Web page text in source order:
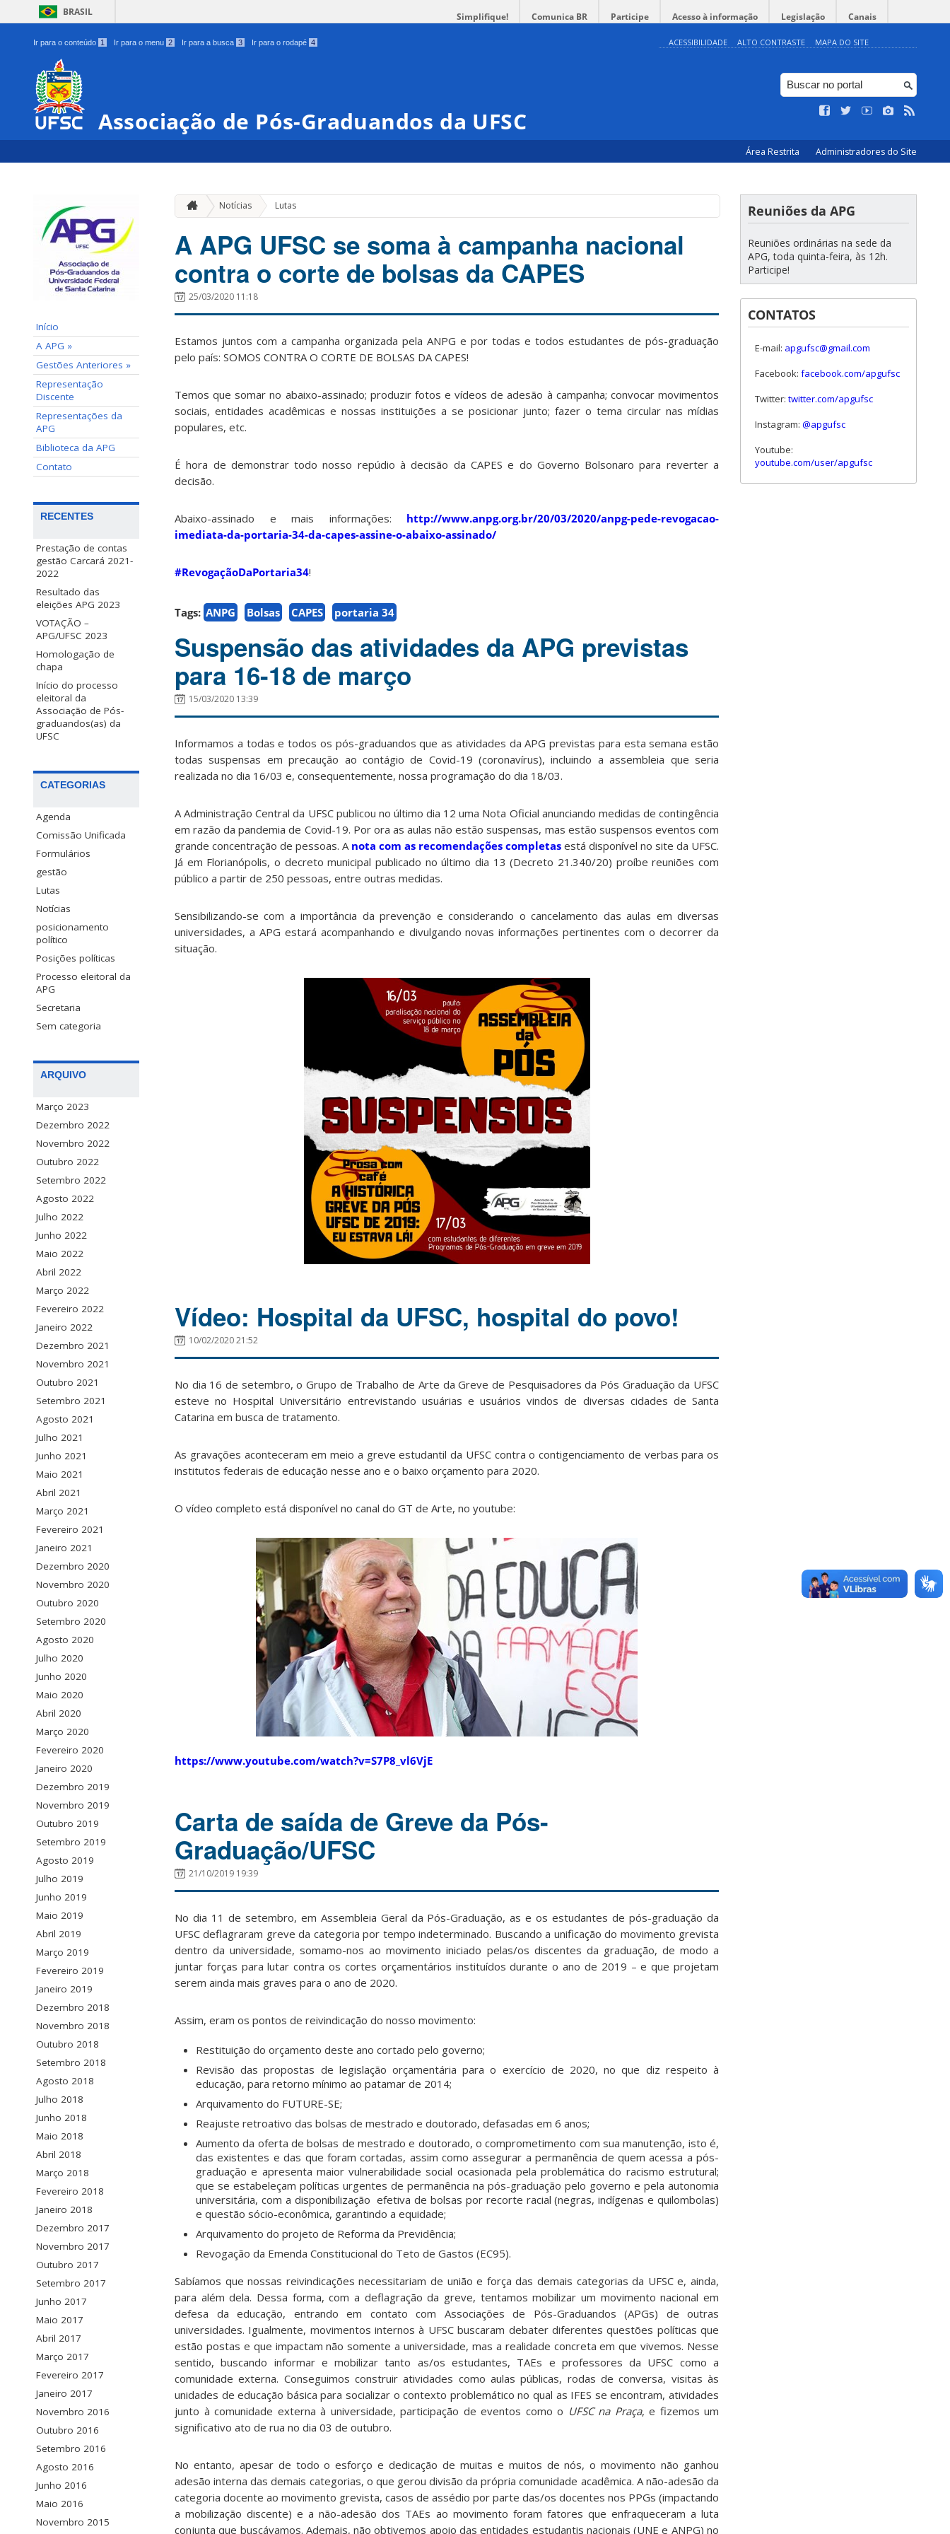
BRASIL Simplifique! Comunica BR Participe Acesso à informação Legislação Canais
Ir para o conteúdo 1 Ir para o menu 2 Ir para a busca 3 Ir para o rodapé 4 ACESSIBILIDADE ALTO CONTRASTE MAPA DO SITE
Associação de Pós-Graduandos da UFSC
Área Restrita Administradores do Site
Início
A APG »
Gestões Anteriores »
Representação
Discente
Representações da
APG
Biblioteca da APG
Contato
RECENTES
Prestação de contas
gestão Carcará 2021-
2022
Resultado das
eleições APG 2023
VOTAÇÃO –
APG/UFSC 2023
Homologação de
chapa
Início do processo
eleitoral da
Associação de Pós-
graduandos(as) da
UFSC
CATEGORIAS
Agenda
Comissão Unificada
Formulários
gestão
Lutas
Notícias
posicionamento
político
Posições políticas
Processo eleitoral da
APG
Secretaria
Sem categoria
ARQUIVO
Março 2023
Dezembro 2022
Novembro 2022
Outubro 2022
Setembro 2022
Agosto 2022
Julho 2022
Junho 2022
Maio 2022
Abril 2022
Março 2022
Fevereiro 2022
Janeiro 2022
Dezembro 2021
Novembro 2021
Outubro 2021
Setembro 2021
Agosto 2021
Julho 2021
Junho 2021
Maio 2021
Abril 2021
Março 2021
Fevereiro 2021
Janeiro 2021
Dezembro 2020
Novembro 2020
Outubro 2020
Setembro 2020
Agosto 2020
Julho 2020
Junho 2020
Maio 2020
Abril 2020
Março 2020
Fevereiro 2020
Janeiro 2020
Dezembro 2019
Novembro 2019
Outubro 2019
Setembro 2019
Agosto 2019
Julho 2019
Junho 2019
Maio 2019
Abril 2019
Março 2019
Fevereiro 2019
Janeiro 2019
Dezembro 2018
Novembro 2018
Outubro 2018
Setembro 2018
Agosto 2018
Julho 2018
Junho 2018
Maio 2018
Abril 2018
Março 2018
Fevereiro 2018
Janeiro 2018
Dezembro 2017
Novembro 2017
Outubro 2017
Setembro 2017
Junho 2017
Maio 2017
Abril 2017
Março 2017
Fevereiro 2017
Janeiro 2017
Novembro 2016
Outubro 2016
Setembro 2016
Agosto 2016
Junho 2016
Maio 2016
Novembro 2015
Notícias Lutas
A APG UFSC se soma à campanha nacional
contra o corte de bolsas da CAPES
25/03/2020 11:18
Estamos juntos com a campanha organizada pela ANPG e por todas e todos estudantes de pós-graduação
pelo país: SOMOS CONTRA O CORTE DE BOLSAS DA CAPES!
Temos que somar no abaixo-assinado; produzir fotos e vídeos de adesão à campanha; convocar movimentos
sociais, entidades acadêmicas e nossas instituições a se posicionar junto; fazer o tema circular nas mídias
populares, etc.
É hora de demonstrar todo nosso repúdio à decisão da CAPES e do Governo Bolsonaro para reverter a
decisão.
Abaixo-assinado e mais informações: http://www.anpg.org.br/20/03/2020/anpg-pede-revogacao-
imediata-da-portaria-34-da-capes-assine-o-abaixo-assinado/
#RevogaçãoDaPortaria34!
Tags: ANPG Bolsas CAPES portaria 34
Suspensão das atividades da APG previstas
para 16-18 de março
15/03/2020 13:39
Informamos a todas e todos os pós-graduandos que as atividades da APG previstas para esta semana estão
todas suspensas em precaução ao contágio de Covid-19 (coronavírus), incluindo a assembleia que seria
realizada no dia 16/03 e, consequentemente, nossa programação do dia 18/03.
A Administração Central da UFSC publicou no último dia 12 uma Nota Oficial anunciando medidas de contingência
em razão da pandemia de Covid-19. Por ora as aulas não estão suspensas, mas estão suspensos eventos com
grande concentração de pessoas. A nota com as recomendações completas está disponível no site da UFSC.
Já em Florianópolis, o decreto municipal publicado no último dia 13 (Decreto 21.340/20) proíbe reuniões com
público a partir de 250 pessoas, entre outras medidas.
Sensibilizando-se com a importância da prevenção e considerando o cancelamento das aulas em diversas
universidades, a APG estará acompanhando e divulgando novas informações pertinentes com o decorrer da
situação.
Vídeo: Hospital da UFSC, hospital do povo!
10/02/2020 21:52
No dia 16 de setembro, o Grupo de Trabalho de Arte da Greve de Pesquisadores da Pós Graduação da UFSC
esteve no Hospital Universitário entrevistando usuárias e usuários vindos de diversas cidades de Santa
Catarina em busca de tratamento.
As gravações aconteceram em meio a greve estudantil da UFSC contra o contigenciamento de verbas para os
institutos federais de educação nesse ano e o baixo orçamento para 2020.
O vídeo completo está disponível no canal do GT de Arte, no youtube:
https://www.youtube.com/watch?v=S7P8_vl6VjE
Carta de saída de Greve da Pós-
Graduação/UFSC
21/10/2019 19:39
No dia 11 de setembro, em Assembleia Geral da Pós-Graduação, as e os estudantes de pós-graduação da
UFSC deflagraram greve da categoria por tempo indeterminado. Buscando a unificação do movimento grevista
dentro da universidade, somamo-nos ao movimento iniciado pelas/os discentes da graduação, de modo a
juntar forças para lutar contra os cortes orçamentários instituídos durante o ano de 2019 – e que projetam
serem ainda mais graves para o ano de 2020.
Assim, eram os pontos de reivindicação do nosso movimento:
Restituição do orçamento deste ano cortado pelo governo;
Revisão das propostas de legislação orçamentária para o exercício de 2020, no que diz respeito à
educação, para retorno mínimo ao patamar de 2014;
Arquivamento do FUTURE-SE;
Reajuste retroativo das bolsas de mestrado e doutorado, defasadas em 6 anos;
Aumento da oferta de bolsas de mestrado e doutorado, o comprometimento com sua manutenção, isto é,
das existentes e das que foram cortadas, assim como assegurar a permanência de quem acessa a pós-
graduação e apresenta maior vulnerabilidade social ocasionada pela problemática do racismo estrutural;
que se estabeleçam políticas urgentes de permanência na pós-graduação pelo governo e pela autonomia
universitária, com a disponibilização efetiva de bolsas por recorte racial (negras, indígenas e quilombolas)
e questão sócio-econômica, garantindo a equidade;
Arquivamento do projeto de Reforma da Previdência;
Revogação da Emenda Constitucional do Teto de Gastos (EC95).
Sabíamos que nossas reivindicações necessitariam de união e força das demais categorias da UFSC e, ainda,
para além dela. Dessa forma, com a deflagração da greve, tentamos mobilizar um movimento nacional em
defesa da educação, entrando em contato com Associações de Pós-Graduandos (APGs) de outras
universidades. Igualmente, movimentos internos à UFSC buscaram debater diferentes questões políticas que
estão postas e que impactam não somente a universidade, mas a realidade concreta em que vivemos. Nesse
sentido, buscando informar e mobilizar tanto as/os estudantes, TAEs e professores da UFSC como a
comunidade externa. Conseguimos construir atividades como aulas públicas, rodas de conversa, visitas às
unidades de educação básica para socializar o contexto problemático no qual as IFES se encontram, atividades
junto à comunidade externa à universidade, participação de eventos como o UFSC na Praça, e fizemos um
significativo ato de rua no dia 03 de outubro.
No entanto, apesar de todo o esforço e dedicação de muitas e muitos de nós, o movimento não ganhou
adesão interna das demais categorias, o que gerou divisão da própria comunidade acadêmica. A não-adesão da
categoria docente ao movimento grevista, casos de assédio por parte das/os docentes nos PPGs (impactando
a mobilização discente) e a não-adesão dos TAEs ao movimento foram fatores que enfraqueceram a luta
conjunta que buscávamos. Ademais, não obtivemos apoio das entidades estudantis nacionais (UNE e ANPG) no
Reuniões da APG
Reuniões ordinárias na sede da
APG, toda quinta-feira, às 12h.
Participe!
CONTATOS
E-mail: apgufsc@gmail.com
Facebook: facebook.com/apgufsc
Twitter: twitter.com/apgufsc
Instagram: @apgufsc
Youtube:
youtube.com/user/apgufsc